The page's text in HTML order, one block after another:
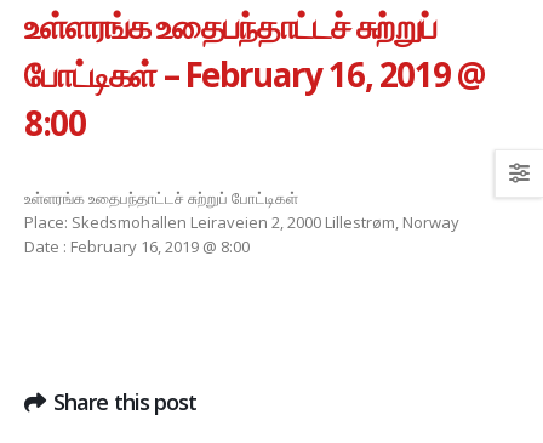
உள்ளரங்க உதைபந்தாட்டச் சுற்றுப்
போட்டிகள் – February 16, 2019 @
8:00
உள்ளரங்க உதைபந்தாட்டச் சுற்றுப் போட்டிகள்
Place: Skedsmohallen Leiraveien 2, 2000 Lillestrøm, Norway
Date : February 16, 2019 @ 8:00
Share this post